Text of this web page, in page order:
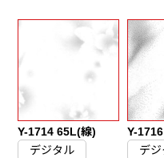
Y-1714 65L(線)
デジタル
Y-1716
デ